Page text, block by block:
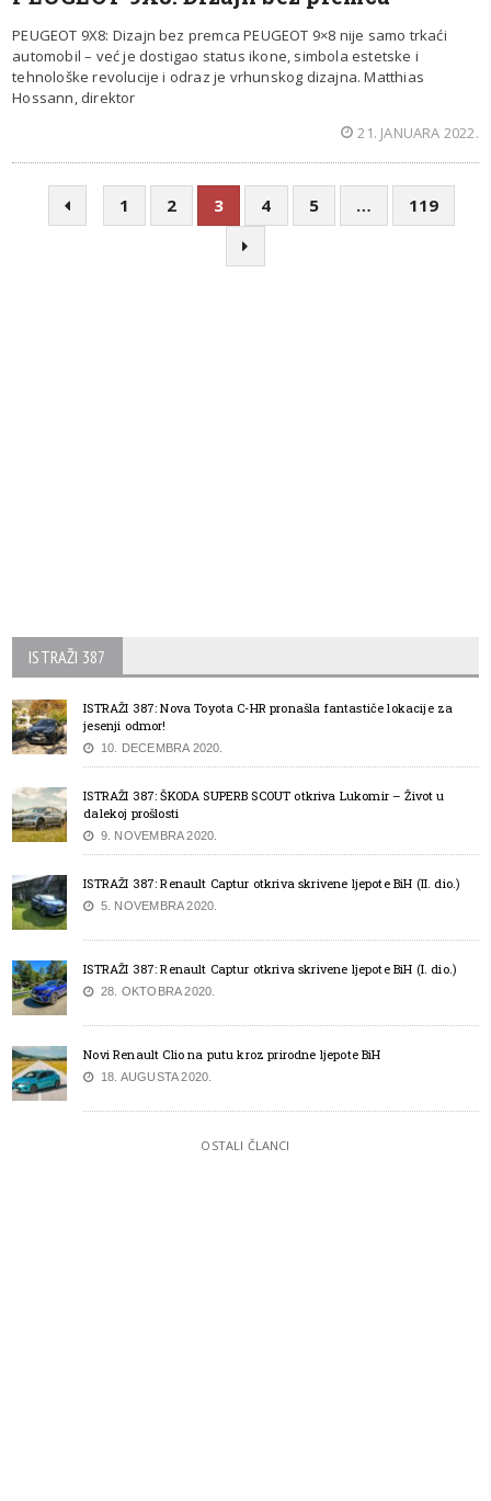
PEUGEOT 9X8: Dizajn bez premca PEUGEOT 9×8 nije samo trkaći
automobil – već je dostigao status ikone, simbola estetske i
tehnološke revolucije i odraz je vrhunskog dizajna. Matthias
Hossann, direktor
21. JANUARA 2022.
1 2 3 4 5 … 119
ISTRAŽI 387
ISTRAŽI 387: Nova Toyota C-HR pronašla fantastiče lokacije za
jesenji odmor!
10. DECEMBRA 2020.
ISTRAŽI 387: ŠKODA SUPERB SCOUT otkriva Lukomir – Život u
dalekoj prošlosti
9. NOVEMBRA 2020.
ISTRAŽI 387: Renault Captur otkriva skrivene ljepote BiH (II. dio.)
5. NOVEMBRA 2020.
ISTRAŽI 387: Renault Captur otkriva skrivene ljepote BiH (I. dio.)
28. OKTOBRA 2020.
Novi Renault Clio na putu kroz prirodne ljepote BiH
18. AUGUSTA 2020.
OSTALI ČLANCI